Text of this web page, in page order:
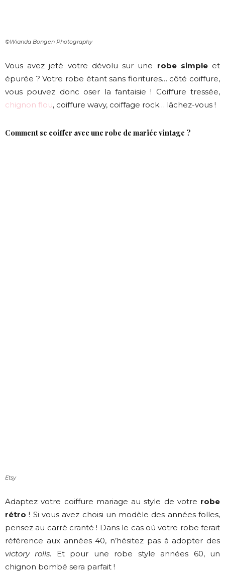
©Wianda Bongen Photography
Vous avez jeté votre dévolu sur une robe simpleet
épurée ? Votre robe étant sans fioritures… côté coiffure,
vous pouvez donc oser la fantaisie ! Coiffure tressée,
chignon flou, coiffure wavy, coiffage rock… lâchez-vous !
Comment se coiffer avec une robe de mariée vintage ?
Etsy
Adaptez votre coiffure mariage au style de votre robe
rétro ! Si vous avez choisi un modèle des années folles,
pensez au carré cranté ! Dans le cas où votre robe ferait
référence aux années 40, n’hésitez pas à adopter des
victory rolls. Et pour une robe style années 60, un
chignon bombé sera parfait !